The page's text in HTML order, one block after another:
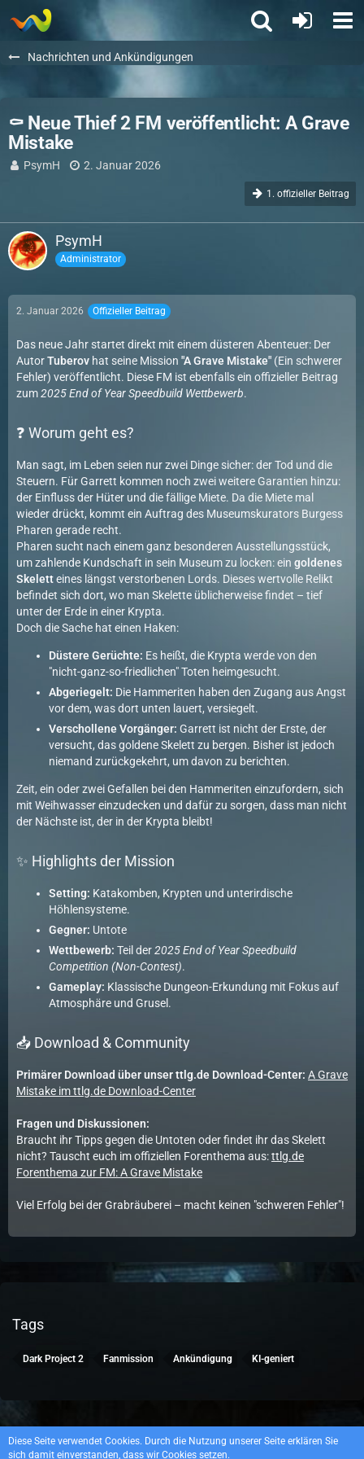
Nachrichten und Ankündigungen
⚰️ Neue Thief 2 FM veröffentlicht: A Grave
Mistake
PsymH 2. Januar 2026
1. offizieller Beitrag
PsymH
Administrator
2. Januar 2026 Offizieller Beitrag
Das neue Jahr startet direkt mit einem düsteren Abenteuer: Der
AutorTuberov hat seine Mission "A Grave Mistake" (Ein schwerer
Fehler) veröffentlicht. Diese FM ist ebenfalls ein offizieller Beitrag
zum2025 End of Year Speedbuild Wettbewerb.
❓ Worum geht es?
Man sagt, im Leben seien nur zwei Dinge sicher: der Tod und die
Steuern. Für Garrett kommen noch zwei weitere Garantien hinzu:
der Einfluss der Hüter und die fällige Miete. Da die Miete mal
wieder drückt, kommt ein Auftrag des Museumskurators Burgess
Pharen gerade recht.
Pharen sucht nach einem ganz besonderen Ausstellungsstück,
um zahlende Kundschaft in sein Museum zu locken: ein goldenes
Skeletteines längst verstorbenen Lords. Dieses wertvolle Relikt
befindet sich dort, wo man Skelette üblicherweise findet – tief
unter der Erde in einer Krypta.
Doch die Sache hat einen Haken:
Düstere Gerüchte: Es heißt, die Krypta werde von den
"nicht-ganz-so-friedlichen" Toten heimgesucht.
Abgeriegelt: Die Hammeriten haben den Zugang aus Angst
vor dem, was dort unten lauert, versiegelt.
Verschollene Vorgänger: Garrett ist nicht der Erste, der
versucht, das goldene Skelett zu bergen. Bisher ist jedoch
niemand zurückgekehrt, um davon zu berichten.
Zeit, ein oder zwei Gefallen bei den Hammeriten einzufordern, sich
mit Weihwasser einzudecken und dafür zu sorgen, dass man nicht
der Nächste ist, der in der Krypta bleibt!
✨ Highlights der Mission
Setting: Katakomben, Krypten und unterirdische
Höhlensysteme.
Gegner: Untote
Wettbewerb: Teil der2025 End of Year Speedbuild
Competition (Non-Contest).
Gameplay: Klassische Dungeon-Erkundung mit Fokus auf
Atmosphäre und Grusel.
📥 Download & Community
Primärer Download über unser ttlg.de Download-Center: A Grave
Mistake im ttlg.de Download-Center
Fragen und Diskussionen:
Braucht ihr Tipps gegen die Untoten oder findet ihr das Skelett
nicht? Tauscht euch im offiziellen Forenthema aus:ttlg.de
Forenthema zur FM: A Grave Mistake
Viel Erfolg bei der Grabräuberei – macht keinen "schweren Fehler"!
Tags
Dark Project 2 Fanmission Ankündigung KI-geniert
Diese Seite verwendet Cookies. Durch die Nutzung unserer Seite erklären Sie
sich damit einverstanden, dass wir Cookies setzen.